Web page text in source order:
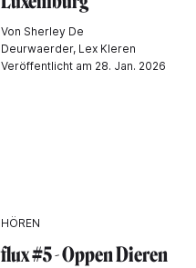
Von Sherley De
Deurwaerder, Lex Kleren
Veröffentlicht am 28. Jan. 2026
HÖREN
flux #5 - Oppen Dieren